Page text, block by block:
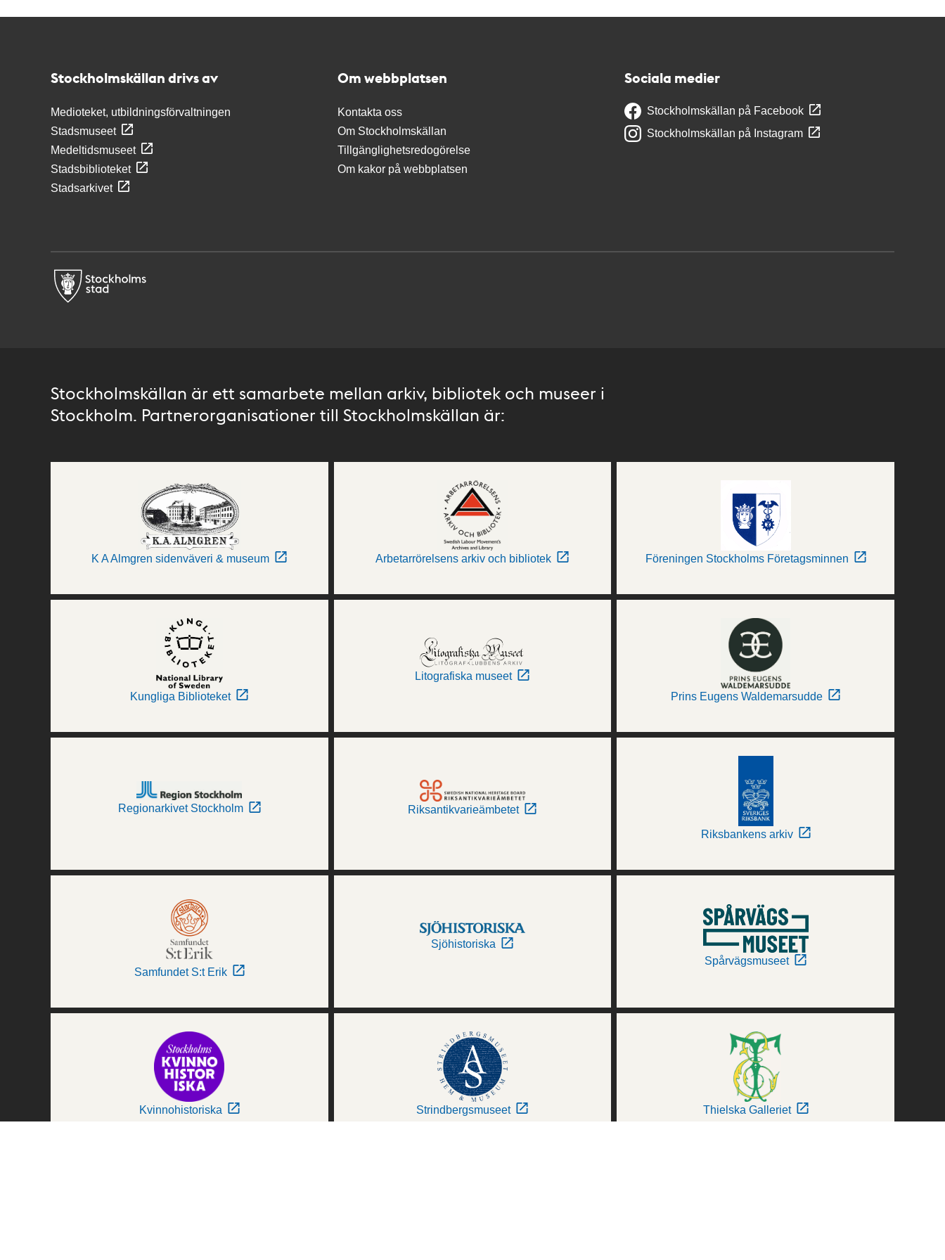
Stockholmskällan drivs av
Medioteket, utbildningsförvaltningen
Stadsmuseet
Medeltidsmuseet
Stadsbiblioteket
Stadsarkivet
Om webbplatsen
Kontakta oss
Om Stockholmskällan
Tillgänglighetsredogörelse
Om kakor på webbplatsen
Sociala medier
Stockholmskällan på Facebook
Stockholmskällan på Instagram
Stockholmskällan är ett samarbete mellan arkiv, bibliotek och museer i
Stockholm. Partnerorganisationer till Stockholmskällan är:
K A Almgren sidenväveri & museum Arbetarrörelsens arkiv och bibliotek Föreningen Stockholms Företagsminnen
Kungliga Biblioteket
Litografiska museet
Prins Eugens Waldemarsudde
Regionarkivet Stockholm Riksantikvarieämbetet
Riksbankens arkiv
Samfundet S:t Erik
Sjöhistoriska
Spårvägsmuseet
Kvinnohistoriska Strindbergsmuseet Thielska Galleriet